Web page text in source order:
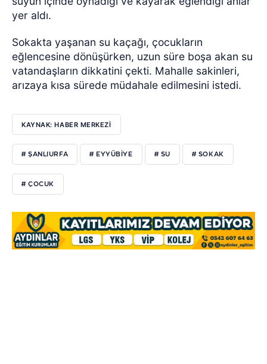
yer aldı.
Sokakta yaşanan su kaçağı, çocukların
eğlencesine dönüşürken, uzun süre boşa akan su
vatandaşların dikkatini çekti. Mahalle sakinleri,
arızaya kısa sürede müdahale edilmesini istedi.
KAYNAK: HABER MERKEZİ
# ŞANLIURFA # EYYÜBİYE # SU # SOKAK
# ÇOCUK